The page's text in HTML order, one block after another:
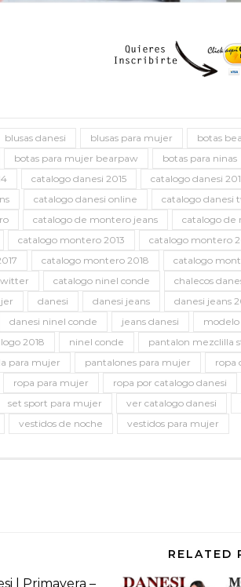
blusas danesi blusas para mujer botas
botas para mujer bearpaw botas para ninas
catalogo danesi 2015 catalogo danesi
catalogo danesi online catalogo danesi
catalogo de montero jeans catalogo de
catalogo montero 2013 catalogo montero
catalogo montero 2018 catalogo
catalogo ninel conde chalecos
danesi danesi jeans danesi jeans
danesi ninel conde jeans danesi
2018
ninel conde pantalon mezclilla
para mujer
pantalones para mujer ropa
ropa para mujer ropa por catalogo danesi
set sport para mujer ver catalogo danesi
vestidos de noche vestidos para mujer
RELATED